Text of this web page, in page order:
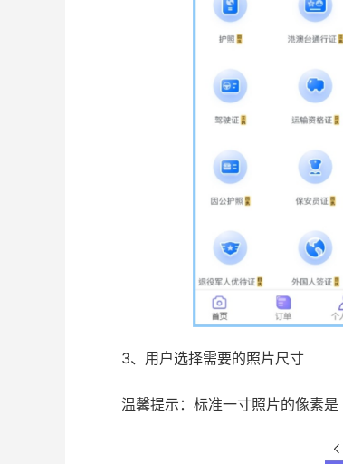
3、用户选择需要的照片尺寸
温馨提示：标准一寸照片的像素是